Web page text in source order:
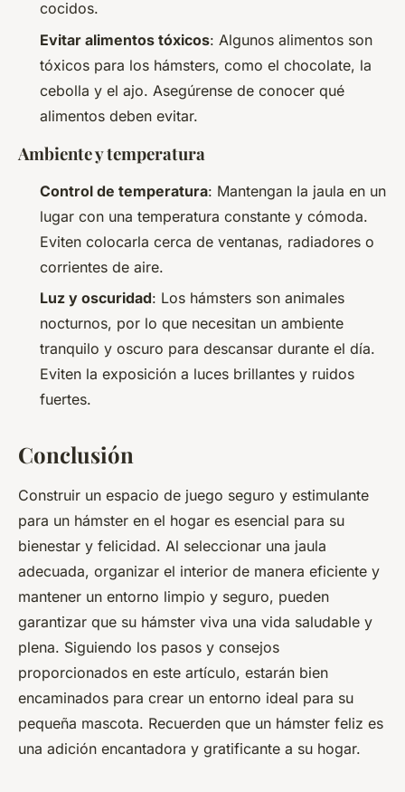
cocidos.
Evitar alimentos tóxicos: Algunos alimentos son
tóxicos para los hámsters, como el chocolate, la
cebolla y el ajo. Asegúrense de conocer qué
alimentos deben evitar.
Ambiente y temperatura
Control de temperatura: Mantengan la jaula en un
lugar con una temperatura constante y cómoda.
Eviten colocarla cerca de ventanas, radiadores o
corrientes de aire.
Luz y oscuridad: Los hámsters son animales
nocturnos, por lo que necesitan un ambiente
tranquilo y oscuro para descansar durante el día.
Eviten la exposición a luces brillantes y ruidos
fuertes.
Conclusión
Construir un espacio de juego seguro y estimulante
para un hámster en el hogar es esencial para su
bienestar y felicidad. Al seleccionar una jaula
adecuada, organizar el interior de manera eficiente y
mantener un entorno limpio y seguro, pueden
garantizar que su hámster viva una vida saludable y
plena. Siguiendo los pasos y consejos
proporcionados en este artículo, estarán bien
encaminados para crear un entorno ideal para su
pequeña mascota. Recuerden que un hámster feliz es
una adición encantadora y gratificante a su hogar.